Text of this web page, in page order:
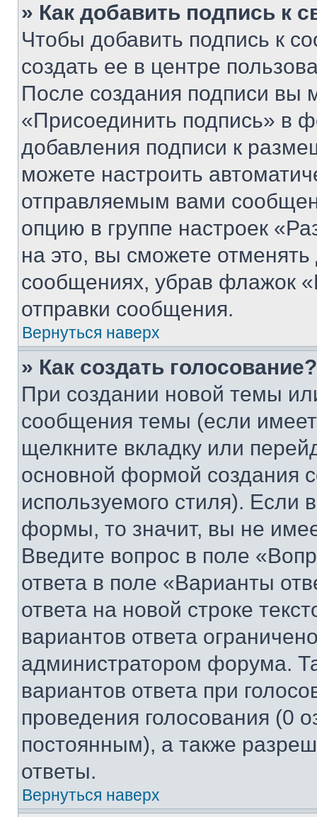
» Как добавить подпись к
Чтобы добавить подпись к
создать ее в центре
После создания подписи вы
«Присоединить подпись» в
добавления подписи к
можете настроить
отправляемым вами
опцию в группе настроек
на это, вы сможете
сообщениях, убрав флажок
отправки сообщения.
Вернуться наверх
» Как создать голосование?
При создании новой темы
сообщения темы (если
щелкните вкладку или
основной формой создания
используемого стиля). Если
формы, то значит, вы не
Введите вопрос в поле
ответа в поле «Варианты
ответа на новой строке
вариантов ответа
администратором форума.
вариантов ответа при
проведения голосования (0
постоянным), а также
ответы.
Вернуться наверх